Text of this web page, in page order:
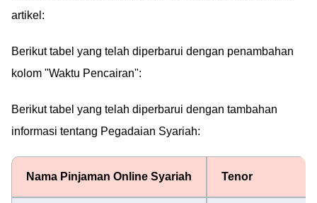
artikel:
Berikut tabel yang telah diperbarui dengan penambahan
kolom "Waktu Pencairan":
Berikut tabel yang telah diperbarui dengan tambahan
informasi tentang Pegadaian Syariah:
Nama Pinjaman Online Syariah Tenor